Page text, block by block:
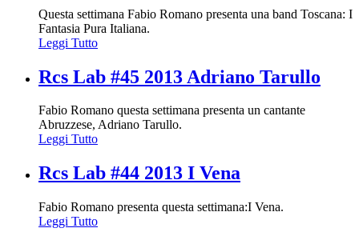
Questa settimana Fabio Romano presenta una band Toscana: I
Fantasia Pura Italiana.
Leggi Tutto
Rcs Lab #45 2013 Adriano Tarullo
Fabio Romano questa settimana presenta un cantante
Abruzzese, Adriano Tarullo.
Leggi Tutto
Rcs Lab #44 2013 I Vena
Fabio Romano presenta questa settimana:I Vena.
Leggi Tutto